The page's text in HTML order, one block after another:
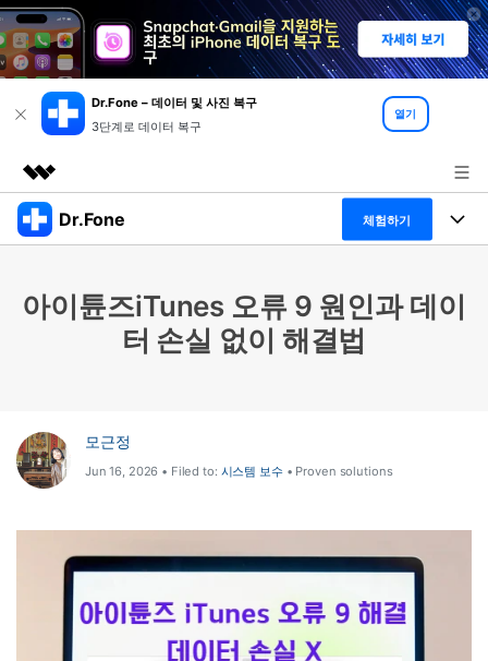
Dr.Fone – 데이터 및 사진 복구
3단계로 데이터 복구
열기
주요 제품
유틸리티
개요
플랜 및 가격
도움말 센터
Dr.Fone 체험하기
특징
모바일
온라인
더 보기
닥터폰 하이라이트 살펴보기
사용 방법은 무엇입니까?
고객 지원 센터
리소스
다운로드 센터
공식 설치 파일 및 최신 버전 업데이트를 제공
합니다.
iOS26 다운그레이드
무료 다운로드 로그인
아이튠즈iTunes 오류 9 원인과 데이
터 손실 없이 해결법
모근정
Jun 16, 2026 • Filed to: 시스템 보수• Proven solutions